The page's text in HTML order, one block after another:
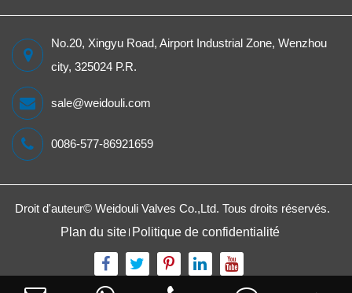
No.20, Xingyu Road, Airport Industrial Zone, Wenzhou
city, 325024 P.R.
sale@weidouli.com
0086-577-86921659
Droit d'auteur©Weidouli Valves Co.,Ltd. Tous droits réservés.
Plan du site Politique de confidentialité